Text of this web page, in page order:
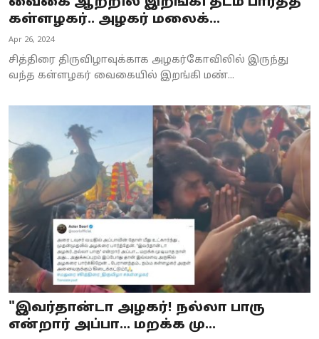
Astrology
Spirituality
Weather
Politics
கள்ளழகர்.. அழகர் மலைக்...
Apr 26, 2024
சித்திரை திருவிழாவுக்காக அழகர்கோவிலில் இருந்து
வந்த கள்ளழகர் வைகையில் இறங்கி மண்...
"இவர்தான்டா அழகர்! நல்லா பாரு
என்றார் அப்பா... மறக்க மு...